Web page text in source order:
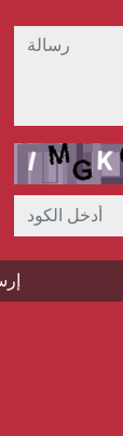
رسالة
Captcha